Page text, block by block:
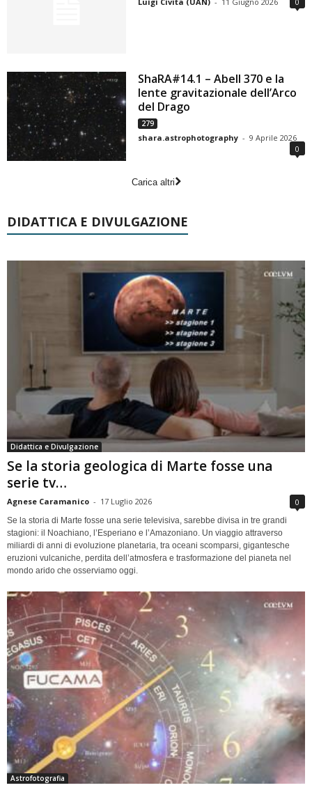
ShaRA#14.1 – Abell 370 e la
lente gravitazionale dell’Arco
del Drago
279
shara.astrophotography - 9 Aprile 2026
0
Carica altri
DIDATTICA E DIVULGAZIONE
Didattica e Divulgazione
Se la storia geologica di Marte fosse una
serie tv…
Agnese Caramanico - 17 Luglio 2026 0
Se la storia di Marte fosse una serie televisiva, sarebbe divisa in tre grandi
stagioni: il Noachiano, l’Esperiano e l’Amazoniano. Un viaggio attraverso
miliardi di anni di evoluzione planetaria, tra oceani scomparsi, gigantesche
eruzioni vulcaniche, perdita dell’atmosfera e trasformazione del pianeta nel
mondo arido che osserviamo oggi.
Astrofotografia